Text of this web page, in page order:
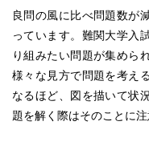
良問の風に比べ問題数が
っています。難関大学入
り組みたい問題が集めら
様々な見方で問題を考え
なるほど、図を描いて状
題を解く際はそのことに